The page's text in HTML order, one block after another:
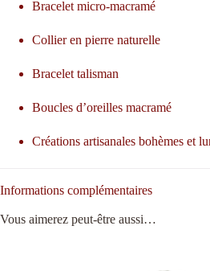
Bracelet micro-macramé
Collier en pierre naturelle
Bracelet talisman
Boucles d’oreilles macramé
Créations artisanales bohèmes et
Informations complémentaires
Vous aimerez peut-être aussi…